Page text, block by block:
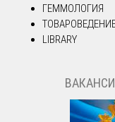
ГЕММОЛОГИЯ
LIBRARY